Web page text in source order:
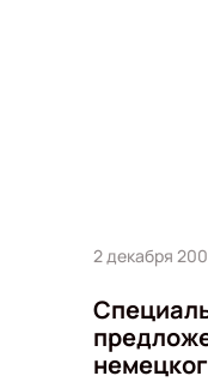
2 декабря